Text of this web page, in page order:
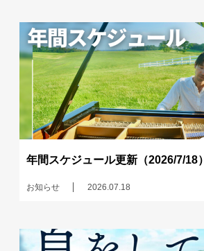
年間スケジュール更新（2026/7/18）
お知らせ 2026.07.18